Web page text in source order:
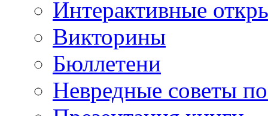
Интерактивные
Викторины
Бюллетени
Невредные советы